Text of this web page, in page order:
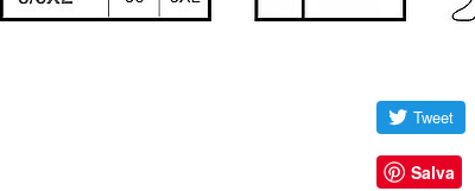
Salva